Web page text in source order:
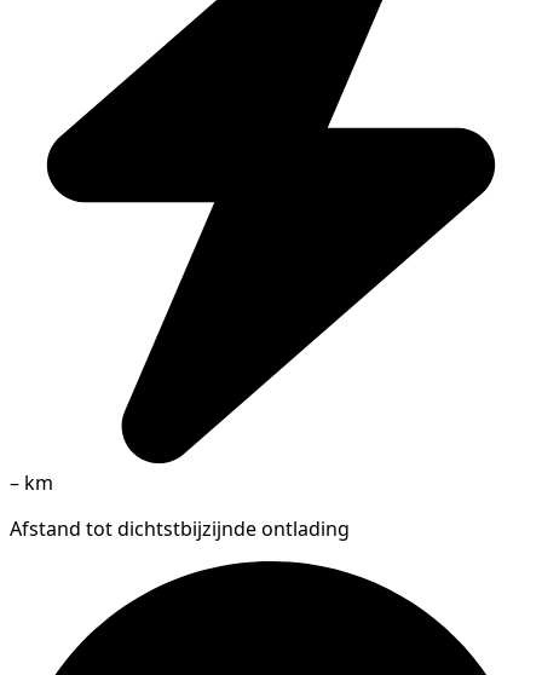
– km
Afstand tot dichtstbijzijnde ontlading